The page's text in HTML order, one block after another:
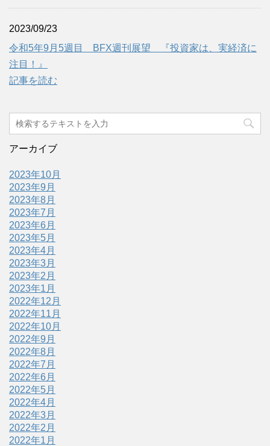
2023/09/23
令和5年9月5週目 BFX週刊展望 『投資家は、実経済に
注目！』
記事を読む
アーカイブ
2023年10月
2023年9月
2023年8月
2023年7月
2023年6月
2023年5月
2023年4月
2023年3月
2023年2月
2023年1月
2022年12月
2022年11月
2022年10月
2022年9月
2022年8月
2022年7月
2022年6月
2022年5月
2022年4月
2022年3月
2022年2月
2022年1月